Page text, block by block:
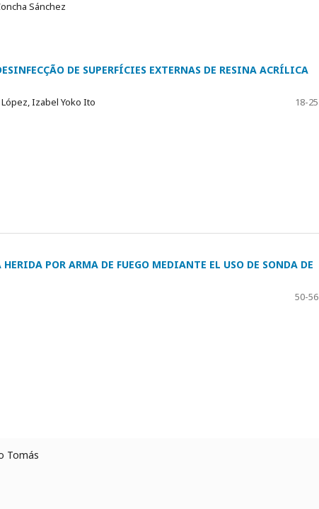
Sánchez
DE SUPERFÍCIES EXTERNAS DE RESINA ACRÍLICA
Izabel Yoko Ito
18-25
POR ARMA DE FUEGO MEDIANTE EL USO DE SONDA DE
50-56
Tomás